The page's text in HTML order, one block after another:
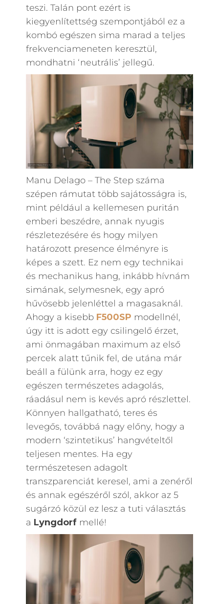
teszi. Talán pont ezért is
kiegyenlítettség szempontjából ez a
kombó egészen sima marad a teljes
frekvenciameneten keresztül,
mondhatni ‘neutrális’ jellegű.
Manu Delago – The Step száma
szépen rámutat több sajátosságra is,
mint például a kellemesen puritán
emberi beszédre, annak nyugis
részletezésére és hogy milyen
határozott presence élményre is
képes a szett. Ez nem egy technikai
és mechanikus hang, inkább hívnám
simának, selymesnek, egy apró
hűvösebb jelenléttel a magasaknál.
Ahogy a kisebb F500SP modellnél,
úgy itt is adott egy csilingelő érzet,
ami önmagában maximum az első
percek alatt tűnik fel, de utána már
beáll a fülünk arra, hogy ez egy
egészen természetes adagolás,
ráadásul nem is kevés apró részlettel.
Könnyen hallgatható, teres és
levegős, továbbá nagy előny, hogy a
modern ‘szintetikus’ hangvételtől
teljesen mentes. Ha egy
természetesen adagolt
transzparenciát keresel, ami a zenéről
és annak egészéről szól, akkor az 5
sugárzó közül ez lesz a tuti választás
a Lyngdorfmellé!